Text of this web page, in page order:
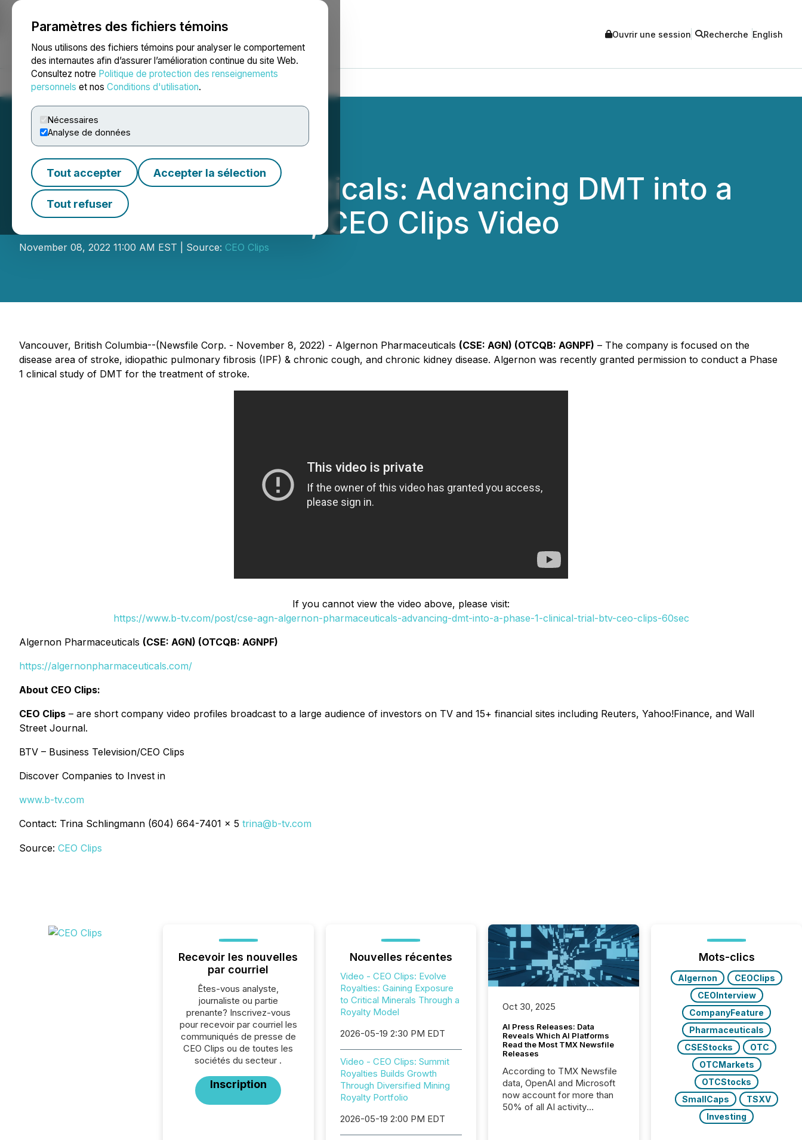
Paramètres des fichiers témoins
Nous utilisons des fichiers témoins pour analyser le comportement
des internautes afin d’assurer l’amélioration continue du site Web.
Consultez notre Politique de protection des renseignements
personnels et nos Conditions d'utilisation.
Nécessaires
Analyse de données
Tout accepter Accepter la sélection
Tout refuser
NEWSFILE Ouvrir une session Recherche English
Accueil À propos Services Salle de presse Blogue
Algernon Pharmaceuticals: Advancing DMT into a
Phase 1 Clinical Trial, CEO Clips Video
November 08, 2022 11:00 AM EST | Source: CEO Clips
Vancouver, British Columbia--(Newsfile Corp. - November 8, 2022) - Algernon Pharmaceuticals (CSE: AGN) (OTCQB: AGNPF) – The company is focused on the
disease area of stroke, idiopathic pulmonary fibrosis (IPF) & chronic cough, and chronic kidney disease. Algernon was recently granted permission to conduct a Phase
1 clinical study of DMT for the treatment of stroke.
If you cannot view the video above, please visit:
https://www.b-tv.com/post/cse-agn-algernon-pharmaceuticals-advancing-dmt-into-a-phase-1-clinical-trial-btv-ceo-clips-60sec
Algernon Pharmaceuticals (CSE: AGN) (OTCQB: AGNPF)
https://algernonpharmaceuticals.com/
About CEO Clips:
CEO Clips – are short company video profiles broadcast to a large audience of investors on TV and 15+ financial sites including Reuters, Yahoo!Finance, and Wall
Street Journal.
BTV – Business Television/CEO Clips
Discover Companies to Invest in
www.b-tv.com
Contact: Trina Schlingmann (604) 664-7401 x 5 trina@b-tv.com
Source: CEO Clips
Recevoir les nouvelles
par courriel
Êtes-vous analyste,
journaliste ou partie
prenante? Inscrivez-vous
pour recevoir par courriel les
communiqués de presse de
CEO Clips ou de toutes les
sociétés du secteur .
Inscription
Nouvelles récentes
Video - CEO Clips: Evolve
Royalties: Gaining Exposure
to Critical Minerals Through a
Royalty Model
2026-05-19 2:30 PM EDT
Video - CEO Clips: Summit
Royalties Builds Growth
Through Diversified Mining
Royalty Portfolio
2026-05-19 2:00 PM EDT
Oct 30, 2025
AI Press Releases: Data
Reveals Which AI Platforms
Read the Most TMX Newsfile
Releases
According to TMX Newsfile
data, OpenAI and Microsoft
now account for more than
50% of all AI activity
Mots-clics
Algernon
CEOClips
CEOInterview
CompanyFeature
Pharmaceuticals
CSEStocks
OTC
OTCMarkets
OTCStocks
SmallCaps
TSXV
Investing